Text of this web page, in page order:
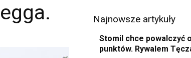
Najnowsze artykuły
Stomil chce powalczyć
punktów. Rywalem